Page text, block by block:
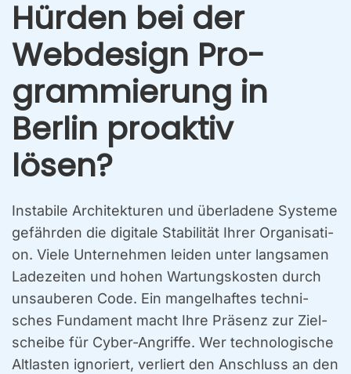
Hür­den bei der
Web­de­sign Pro­
gram­mie­rung in
Ber­lin pro­ak­tiv
lösen?
Insta­bi­le Archi­tek­tu­ren und über­la­de­ne Sys­te­me
gefähr­den die digi­ta­le Sta­bi­li­tät Ihrer Orga­ni­sa­ti­
on. Vie­le Unter­neh­men lei­den unter lang­sa­men
Lade­zei­ten und hohen War­tungs­kos­ten durch
unsau­be­ren Code. Ein man­gel­haf­tes tech­ni­
sches Fun­da­ment macht Ihre Prä­senz zur Ziel­
schei­be für Cyber-Angrif­fe. Wer tech­no­lo­gi­sche
Alt­las­ten igno­riert, ver­liert den Anschluss an den